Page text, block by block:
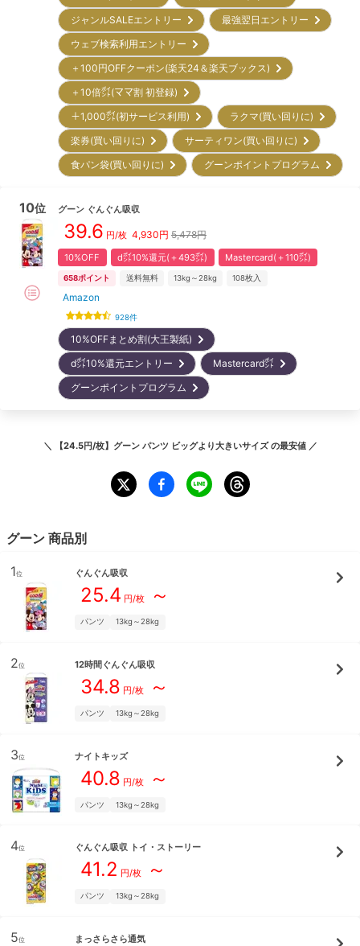
ジャンルSALEエントリー
最強翌日エントリー
ウェブ検索利用エントリー
＋100円OFFクーポン(楽天24＆楽天ブックス)
＋10倍㌽(ママ割 初登録)
＋1,000㌽(初サービス利用)
ラクマ(買い回りに)
楽券(買い回りに)
サーティワン(買い回りに)
食パン袋(買い回りに)
グーンポイントプログラム
10位 グーン ぐんぐん吸収
39.6 円/枚 4,930円 5,478円
10%OFF d㌽10%還元(＋493㌽) Mastercard(＋110㌽)
658ポイント 送料無料 13kg～28kg 108枚入
Amazon
928件
10%OFFまとめ割(大王製紙)
d㌽10%還元エントリー
Mastercard㌽
グーンポイントプログラム
＼ 【24.5円/枚】グーン パンツ ビッグより大きいサイズの最安値 ／
グーン 商品別
1位 ぐんぐん吸収
25.4 円/枚～
パンツ 13kg～28kg
2位 12時間ぐんぐん吸収
34.8 円/枚～
パンツ 13kg～28kg
3位 ナイトキッズ
40.8 円/枚～
パンツ 13kg～28kg
4位 ぐんぐん吸収 トイ・ストーリー
41.2 円/枚～
パンツ 13kg～28kg
5位 まっさらさら通気